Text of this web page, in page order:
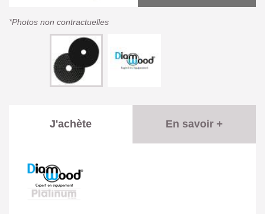
*Photos non contractuelles
J'achète En savoir +